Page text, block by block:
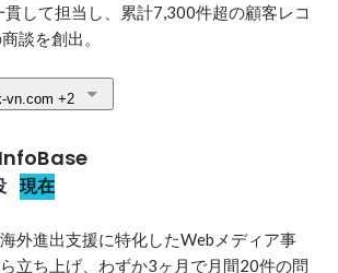
して担当し、累計7,300件超の顧客レコ
談を創出。
vn.com +2
現在
外進出支援に特化したWebメディア事
立ち上げ、わずか3ヶ月で月間20件の問